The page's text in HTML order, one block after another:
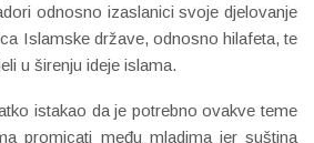
odnosno izaslanici svoje djelovanje
Islamske države, odnosno hilafeta, te
u širenju ideje islama.
istakao da je potrebno ovakve teme
promicati među mladima jer suština